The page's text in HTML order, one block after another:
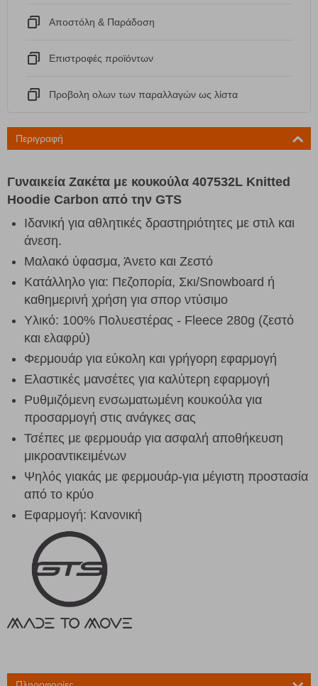
Αποστόλη & Παράδοση
Eπιστροφές προϊόντων
Προβολη ολων των παραλλαγών ως λίστα
Περιγραφή
Γυναικεία Ζακέτα με κουκούλα 407532L Knitted
Hoodie Carbon από την GTS
Ιδανική για αθλητικές δραστηριότητες με στιλ και
άνεση.
Μαλακό ύφασμα, Άνετο και Ζεστό
Κατάλληλο για: Πεζοπορία, Σκι/Snowboard ή
καθημερινή χρήση για σπορ ντύσιμο
Υλικό: 100% Πολυεστέρας - Fleece 280g (ζεστό
και ελαφρύ)
Φερμουάρ για εύκολη και γρήγορη εφαρμογή
Ελαστικές μανσέτες για καλύτερη εφαρμογή
Ρυθμιζόμενη ενσωματωμένη κουκούλα για
προσαρμογή στις ανάγκες σας
Τσέπες με φερμουάρ για ασφαλή αποθήκευση
μικροαντικειμένων
Ψηλός γιακάς με φερμουάρ-για μέγιστη προστασία
από το κρύο
Εφαρμογή: Κανονική